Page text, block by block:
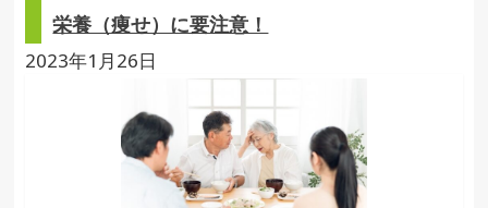
栄養（痩せ）に要注意！
2023年1月26日